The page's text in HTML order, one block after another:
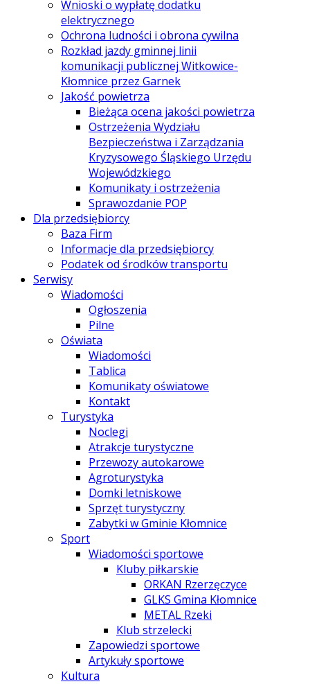
Wnioski o wypłatę dodatku
elektrycznego
Ochrona ludności i obrona cywilna
Rozkład jazdy gminnej linii
komunikacji publicznej Witkowice-
Kłomnice przez Garnek
Jakość powietrza
Bieżąca ocena jakości powietrza
Ostrzeżenia Wydziału
Bezpieczeństwa i Zarządzania
Kryzysowego Śląskiego Urzędu
Wojewódzkiego
Komunikaty i ostrzeżenia
Sprawozdanie POP
Dla przedsiębiorcy
Baza Firm
Informacje dla przedsiębiorcy
Podatek od środków transportu
Serwisy
Wiadomości
Ogłoszenia
Pilne
Oświata
Wiadomości
Tablica
Komunikaty oświatowe
Kontakt
Turystyka
Noclegi
Atrakcje turystyczne
Przewozy autokarowe
Agroturystyka
Domki letniskowe
Sprzęt turystyczny
Zabytki w Gminie Kłomnice
Sport
Wiadomości sportowe
Kluby piłkarskie
ORKAN Rzerzęczyce
GLKS Gmina Kłomnice
METAL Rzeki
Klub strzelecki
Zapowiedzi sportowe
Artykuły sportowe
Kultura